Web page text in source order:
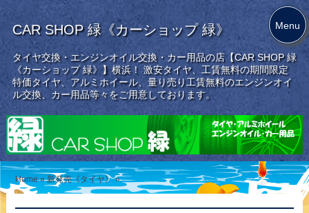
CAR SHOP 緑《カーショップ 緑》
タイヤ交換・エンジンオイル交換・カー用品の店【CAR SHOP 緑
《カーショップ 緑》】横浜！ 激安タイヤ、工賃無料の期間限定
特価タイヤ、アルミホイール、量り売り工賃無料のエンジンオイ
ル交換、カー用品等々をご用意しております。
Home »新発売《タイヤ》 »
Menu